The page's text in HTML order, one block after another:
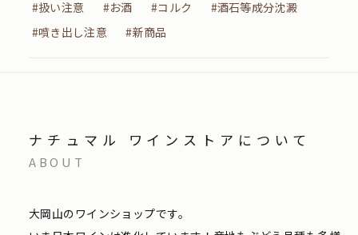
#扱い注意
#お酒 #コルク
#酒石等成分沈澱
#噴き出し注意
#新商品
ナチュマル ワインストアについて
ABOUT
大岡山のワインショップです。